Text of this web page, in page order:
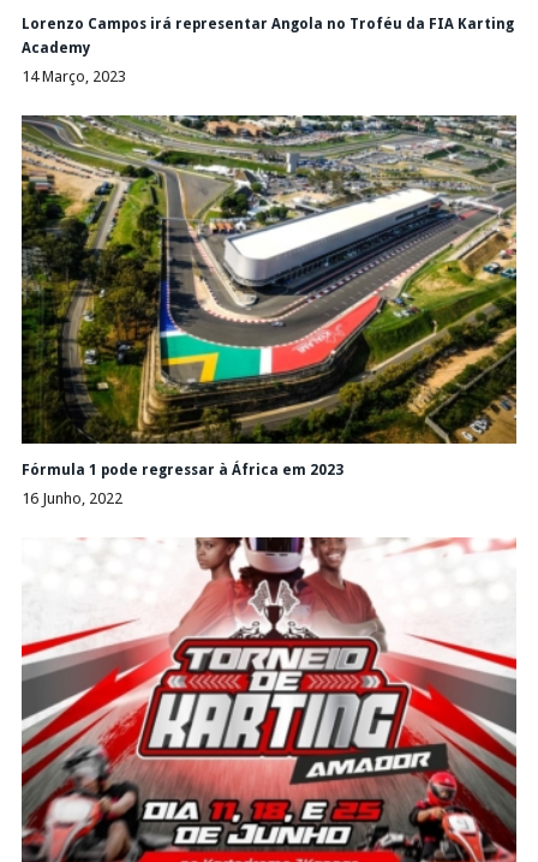
Lorenzo Campos irá representar Angola no Troféu da FIA Karting
Academy
14 Março, 2023
Fórmula 1 pode regressar à África em 2023
16 Junho, 2022